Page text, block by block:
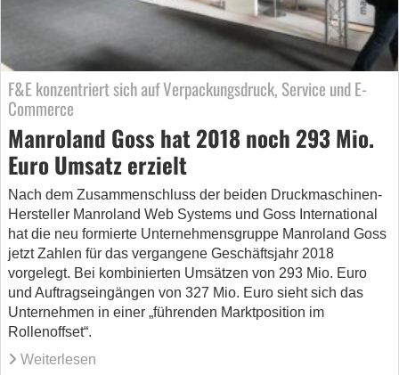
F&E konzentriert sich auf Verpackungsdruck, Service und E-
Commerce
Manroland Goss hat 2018 noch 293 Mio.
Euro Umsatz erzielt
Nach dem Zusammenschluss der beiden Druckmaschinen-
Hersteller Manroland Web Systems und Goss International
hat die neu formierte Unternehmensgruppe Manroland Goss
jetzt Zahlen für das vergangene Geschäftsjahr 2018
vorgelegt. Bei kombinierten Umsätzen von 293 Mio. Euro
und Auftragseingängen von 327 Mio. Euro sieht sich das
Unternehmen in einer „führenden Marktposition im
Rollenoffset“.
Weiterlesen